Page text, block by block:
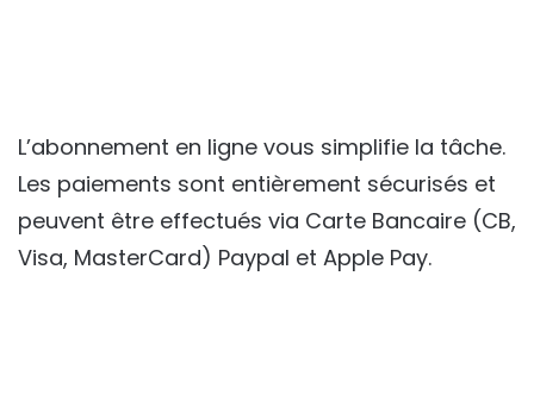
L’abonnement en ligne vous simplifie la tâche.
Les paiements sont entièrement sécurisés et
peuvent être effectués via Carte Bancaire (CB,
Visa, MasterCard) Paypal et Apple Pay.